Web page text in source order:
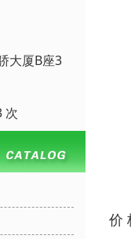
大厦B座3
次
价